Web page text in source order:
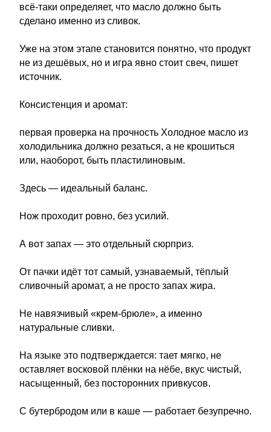
всё-таки определяет, что масло должно быть
сделано именно из сливок.
Уже на этом этапе становится понятно, что продукт
не из дешёвых, но и игра явно стоит свеч, пишет
источник.
Консистенция и аромат:
первая проверка на прочность Холодное масло из
холодильника должно резаться, а не крошиться
или, наоборот, быть пластилиновым.
Здесь — идеальный баланс.
Нож проходит ровно, без усилий.
А вот запах — это отдельный сюрприз.
От пачки идёт тот самый, узнаваемый, тёплый
сливочный аромат, а не просто запах жира.
Не навязчивый «крем-брюле», а именно
натуральные сливки.
На языке это подтверждается: тает мягко, не
оставляет восковой плёнки на нёбе, вкус чистый,
насыщенный, без посторонних привкусов.
С бутербродом или в каше — работает безупречно.